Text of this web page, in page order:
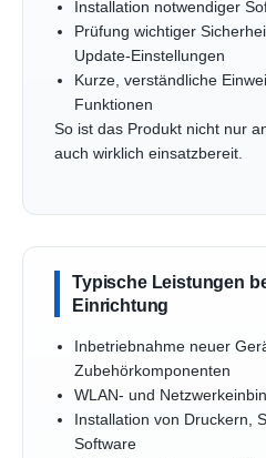
Installation notwendiger
Prüfung wichtiger
Update-Einstellungen
Kurze, verständliche
Funktionen
So ist das Produkt nicht nur
auch wirklich einsatzbereit.
Typische Leistungen
Einrichtung
Inbetriebnahme neuer
Zubehörkomponenten
WLAN- und
Installation von Druckern,
Software